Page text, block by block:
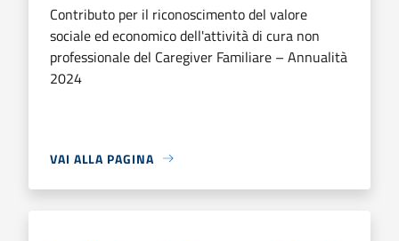
Contributo per il riconoscimento del valore
sociale ed economico dell'attività di cura non
professionale del Caregiver Familiare – Annualità
2024
VAI ALLA PAGINA